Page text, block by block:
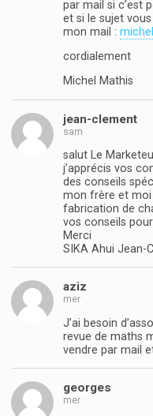
par mail si c’est
et si le sujet
mon mail :
cordialement
Michel Mathis
jean-clement
sam
salut Le
j’apprécis vos
des conseils
mon frère et moi
fabrication de
vos conseils
Merci
SIKA Ahui Jean-
aziz
mer
J’ai besoin
revue de maths
vendre par mail
georges
mer